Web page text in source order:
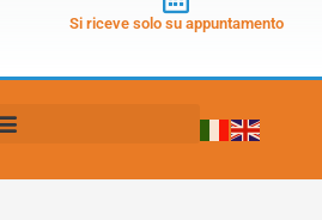
Si riceve solo su appuntamento